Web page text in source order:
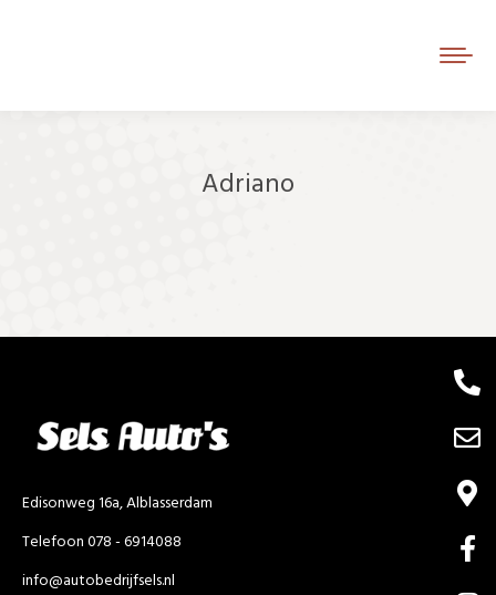
Adriano
Edisonweg 16a, Alblasserdam
Telefoon 078 - 6914088
info@autobedrijfsels.nl